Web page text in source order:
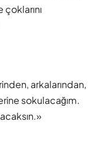
arkalarından,
sokulacağım.